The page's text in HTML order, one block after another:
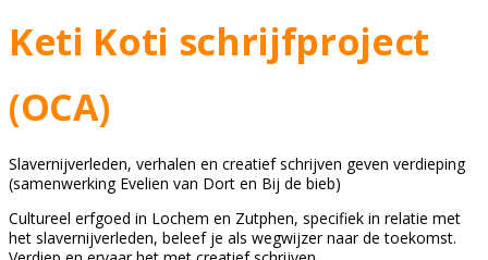
Keti Koti schrijfproject
(OCA)
Slavernijverleden, verhalen en creatief schrijven geven verdieping
(samenwerking Evelien van Dort en Bij de bieb)
Cultureel erfgoed in Lochem en Zutphen, specifiek in relatie met
het slavernijverleden, beleef je als wegwijzer naar de toekomst.